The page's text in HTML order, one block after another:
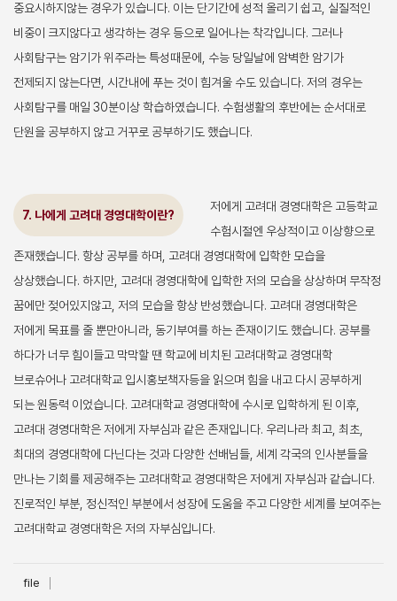
중요시하지않는 경우가 있습니다. 이는 단기간에 성적 올리기 쉽고, 실질적인
비중이 크지않다고 생각하는 경우 등으로 일어나는 착각입니다. 그러나
사회탐구는 암기가 위주라는 특성때문에, 수능 당일날에 암벽한 암기가
전제되지 않는다면, 시간내에 푸는 것이 힘겨울 수도 있습니다. 저의 경우는
사회탐구를 매일 30분이상 학습하였습니다. 수험생활의 후반에는 순서대로
단원을 공부하지 않고 거꾸로 공부하기도 했습니다.
7. 나에게 고려대 경영대학이란?
저에게 고려대 경영대학은 고등학교
수험시절엔 우상적이고 이상향으로
존재했습니다. 항상 공부를 하며, 고려대 경영대학에 입학한 모습을
상상했습니다. 하지만, 고려대 경영대학에 입학한 저의 모습을 상상하며 무작정
꿈에만 젖어있지않고, 저의 모습을 항상 반성했습니다. 고려대 경영대학은
저에게 목표를 줄 뿐만아니라, 동기부여를 하는 존재이기도 했습니다. 공부를
하다가 너무 힘이들고 막막할 땐 학교에 비치된 고려대학교 경영대학
브로슈어나 고려대학교 입시홍보책자등을 읽으며 힘을 내고 다시 공부하게
되는 원동력 이었습니다. 고려대학교 경영대학에 수시로 입학하게 된 이후,
고려대 경영대학은 저에게 자부심과 같은 존재입니다. 우리나라 최고, 최초,
최대의 경영대학에 다닌다는 것과 다양한 선배님들, 세계 각국의 인사분들을
만나는 기회를 제공해주는 고려대학교 경영대학은 저에게 자부심과 같습니다.
진로적인 부분, 정신적인 부분에서 성장에 도움을 주고 다양한 세계를 보여주는
고려대학교 경영대학은 저의 자부심입니다.
file